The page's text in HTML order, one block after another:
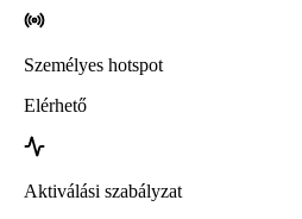
Személyes hotspot
Elérhető
Aktiválási szabályzat